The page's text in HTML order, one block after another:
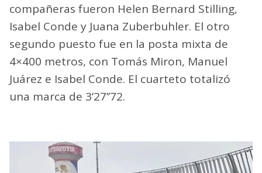
compañeras fueron Helen Bernard Stilling,
Isabel Conde y Juana Zuberbuhler. El otro
segundo puesto fue en la posta mixta de
4×400 metros, con Tomás Miron, Manuel
Juárez e Isabel Conde. El cuarteto totalizó
una marca de 3’27’’72.